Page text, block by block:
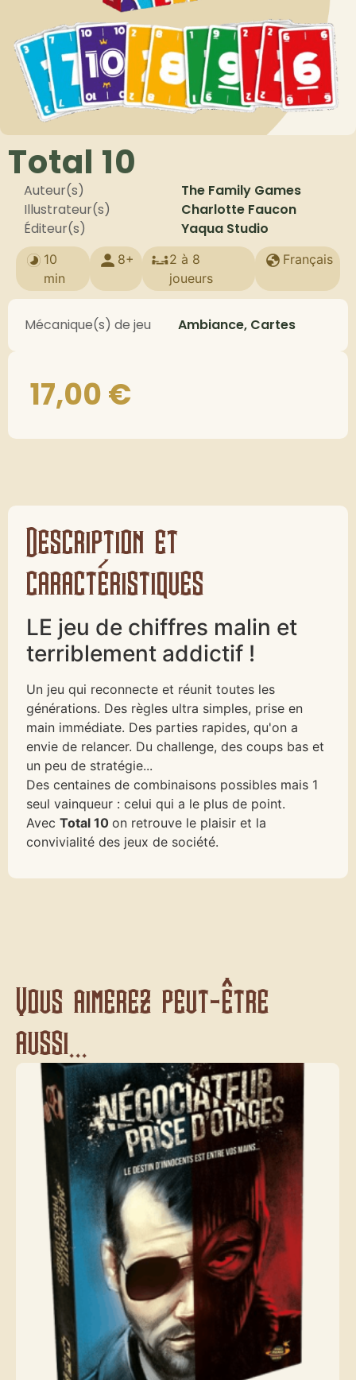
Total 10
Auteur(s)
The Family Games
Illustrateur(s)
Charlotte Faucon
Éditeur(s)
Yaqua Studio
10
min
8+
2 à 8
joueurs
Français
Mécanique(s) de jeu Ambiance, Cartes
17,00€
Description et
caractéristiques
LE jeu de chiffres malin et
terriblement addictif !
Un jeu qui reconnecte et réunit toutes les
générations. Des règles ultra simples, prise en
main immédiate. Des parties rapides, qu'on a
envie de relancer. Du challenge, des coups bas et
un peu de stratégie...
Des centaines de combinaisons possibles mais 1
seul vainqueur : celui qui a le plus de point.
AvecTotal 10on retrouve le plaisir et la
convivialité des jeux de société.
Vous aimerez peut-être
aussi...